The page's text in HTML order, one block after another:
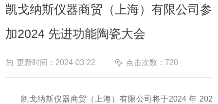
凯戈纳斯仪器商贸（上海）有限公司参
加2024 先进功能陶瓷大会
更新时间：2024-03-22 点击次数：720
凯戈纳斯仪器商贸（上海）有限公司将于2024年 202